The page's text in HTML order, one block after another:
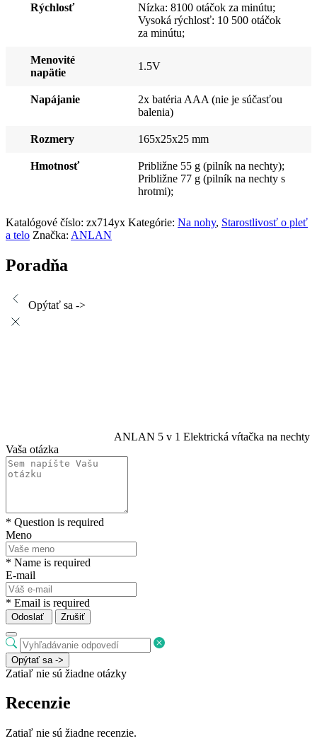
Rýchlosť
Nízka: 8100 otáčok za minútu;
Vysoká rýchlosť: 10 500 otáčok
za minútu;
Menovité
napätie
1.5V
Napájanie
2x batéria AAA (nie je súčasťou
balenia)
Rozmery 165x25x25 mm
Hmotnosť
Približne 55 g (pilník na nechty);
Približne 77 g (pilník na nechty s
hrotmi);
Katalógové číslo: zx714yx Kategórie: Na nohy, Starostlivosť o pleť
a telo Značka: ANLAN
Poradňa
Opýtať sa ->
ANLAN 5 v 1 Elektrická vŕtačka na nechty
Vaša otázka
* Question is required
Meno
* Name is required
E-mail
* Email is required
Odoslať Zrušiť
Opýtať sa ->
Zatiaľ nie sú žiadne otázky
Recenzie
Zatiaľ nie sú žiadne recenzie.